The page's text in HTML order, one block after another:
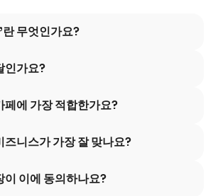
무엇인가요?
인가요?
페에 가장 적합한가요?
즈니스가 가장 잘 맞나요?
이 이에 동의하나요?